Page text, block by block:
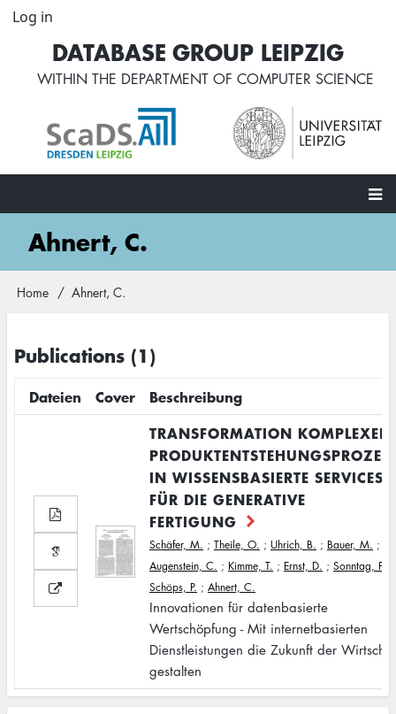
Skip
content
User
account
menu
Log in
DATABASE GROUP LEIPZIG
WITHIN THE DEPARTMENT OF COMPUTER SCIENCE
MainAhnert, C.
Breadcrumb
Home Ahnert, C.
Publications (1)
Dateien Cover
Beschreibung
TRANSFORMATION KOMPLEXER
IN WISSENSBASIERTE SERVICES
FÜR DIE GENERATIVE
FERTIGUNG
Schäfer, M. ; Theile, O. ; Uhrich, B. ; Bauer, M. ;
Augenstein, C. ; Kimme, T. ; Ernst, D. ; Sonntag, F.
Schöps, P. ; Ahnert, C.
Innovationen für datenbasierte
Wertschöpfung - Mit internetbasierten
Dienstleistungen die Zukunft der
gestalten